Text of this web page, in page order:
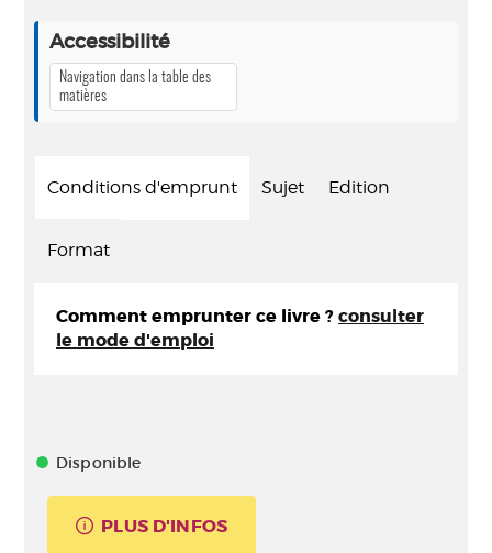
Accessibilité
Navigation dans la table des
matières
Conditions d'emprunt Sujet Edition
Format
Comment emprunter ce livre ? consulter
le mode d'emploi
Disponible
PLUS D'INFOS